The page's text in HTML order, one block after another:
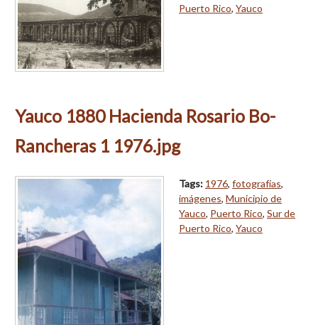
Puerto Rico, Yauco
Yauco 1880 Hacienda Rosario Bo-
Rancheras 1 1976.jpg
Tags: 1976, fotografías,
imágenes, Municipio de
Yauco, Puerto Rico, Sur de
Puerto Rico, Yauco